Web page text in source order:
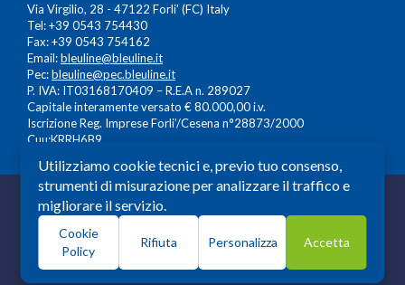
Via Virgilio, 28 - 47122 Forli’ (FC) Italy
Tel: +39 0543 754430
Fax: +39 0543 754162
Email:bleuline@bleuline.it
Pec:bleuline@pec.bleuline.it
P. IVA: IT03168170409 – R.E.A n. 289027
Capitale interamente versato € 80.000,00 i.v.
Iscrizione Reg. Imprese Forli’/Cesena n°28873/2000
Cuu:KRRH6B9
© 2026 Copyright: Bleuline s.r.l. - All Rights Reserved
Società a Socio Unico soggetta alla Direzione e
Coordinamento diLeonardo Lifescience Group S.p.A.
Milano, Amedeo d'Aosta n. 13 20129 Milano. P.iva -
Utilizziamo cookie tecnici e, previo tuo consenso,
strumenti di misurazione per analizzare il traffico e
migliorare il servizio.
Cookie
Policy
Rifiuta Personalizza Accetta